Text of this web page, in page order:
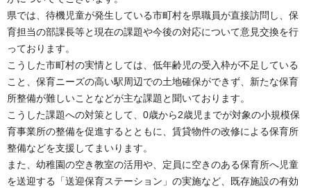
県では、待機児童が発生している市町村を県職員が直接訪問し、保
育担当の部課長等と現在の課題や今後の対応について意見交換を行
っております。
こうした市町村の実情としては、低年齢児の受入枠が不足している
こと、保育ニーズの高い駅周辺での土地確保ができず、新たな保育
所整備が難しいことなどが主な課題と聞いております。
こうした課題への対策として、0歳から2歳児までが対象の小規模保
育事業所の整備を促進するとともに、賃貸物件の改修による保育所
整備などを支援してまいります。
また、幼稚園の空き教室の活用や、定員に空きのある保育所へ児童
を送迎する「送迎保育ステーション」の実施など、既存施設の有効